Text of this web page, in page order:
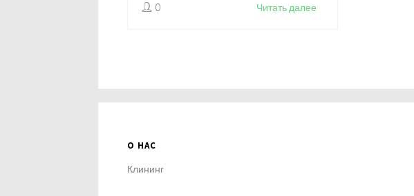
экономить время и деньги с помощью
0 Читать далее
О НАС
Клининг